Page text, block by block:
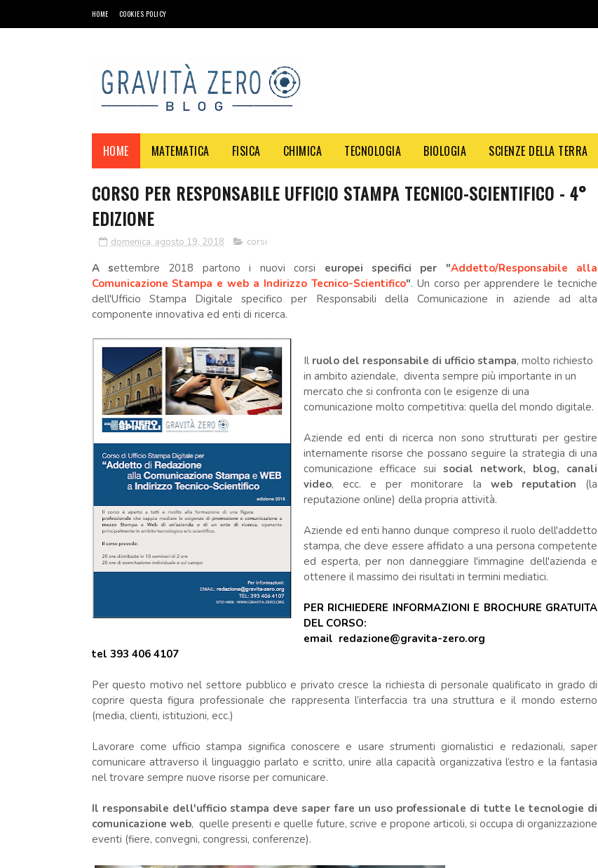
HOME COOKIES POLICY
HOME MATEMATICA FISICA CHIMICA TECNOLOGIA BIOLOGIA SCIENZE DELLA TERRA
CORSO PER RESPONSABILE UFFICIO STAMPA TECNICO-SCIENTIFICO - 4°
EDIZIONE
domenica, agosto 19, 2018 corsi
A settembre 2018 partono i nuovi corsi europei specifici per "Addetto/Responsabile alla
Comunicazione Stampa e web a Indirizzo Tecnico-Scientifico". Un corso per apprendere le tecniche
dell'Ufficio Stampa Digitale specifico per Responsabili della Comunicazione in aziende ad alta
componente innovativa ed enti di ricerca.
Il ruolo del responsabile di ufficio stampa, molto richiesto
in ambito aziendale, diventa sempre più importante in un
mercato che si confronta con le esigenze di una
comunicazione molto competitiva: quella del mondo digitale.
Aziende ed enti di ricerca non sono strutturati per gestire
internamente risorse che possano seguire la strategia di una
comunicazione efficace suisocial network, blog, canali
video, ecc. e per monitorare la web reputation (la
reputazione online) della propria attività.
Aziende ed enti hanno dunque compreso il ruolo dell'addetto
stampa, che deve essere affidato a una persona competente
ed esperta, per non danneggiare l'immagine dell'azienda e
ottenere il massimo dei risultati in termini mediatici.
PER RICHIEDERE INFORMAZIONI E BROCHURE GRATUITA
DEL CORSO:
email redazione@gravita-zero.org
tel 393 406 4107
Per questo motivo nel settore pubblico e privato cresce la richiesta di personale qualificato in grado di
coprire questa figura professionale che rappresenta l’interfaccia tra una struttura e il mondo esterno
(media, clienti, istituzioni, ecc.)
Lavorare come ufficio stampa significa conoscere e usare strumenti giornalistici e redazionali, saper
comunicare attraverso il linguaggio parlato e scritto, unire alla capacità organizzativa l’estro e la fantasia
nel trovare sempre nuove risorse per comunicare.
Il responsabile dell'ufficio stampa deve saper fare un uso professionale di tutte le tecnologie di
comunicazione web, quelle presenti e quelle future, scrive e propone articoli, si occupa di organizzazione
eventi (fiere, convegni, congressi, conferenze).